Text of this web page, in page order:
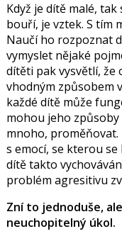
Když je dítě malé,
bouří, je vztek. S tím
Naučí ho rozpoznat
vymyslet nějaké
dítěti pak vysvětlí, že
vhodným způsobem
každé dítě může
mohou jeho
mnoho, proměňovat.
s emocí, se kterou
dítě takto
problém agresitivu
Zní to jednoduše,
neuchopitelný úkol.